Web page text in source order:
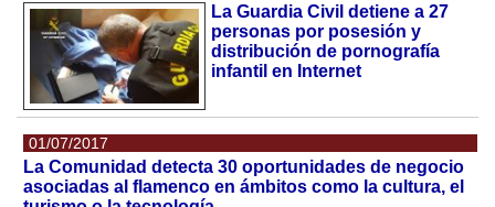
La Guardia Civil detiene a 27
personas por posesión y
distribución de pornografía
infantil en Internet
01/07/2017
La Comunidad detecta 30 oportunidades de negocio
asociadas al flamenco en ámbitos como la cultura, el